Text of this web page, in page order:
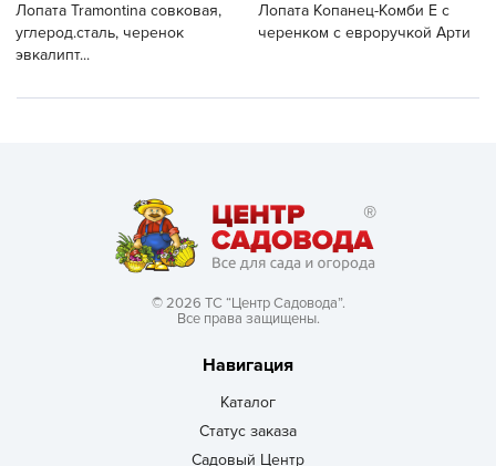
Лопата Tramontina совковая,
углерод.сталь, черенок
эвкалипт...
Лопата Копанец-Комби Е с
черенком с евроручкой Арти
© 2026 ТС “Центр Садовода”.
Все права защищены.
Навигация
Каталог
Статус заказа
Садовый Центр